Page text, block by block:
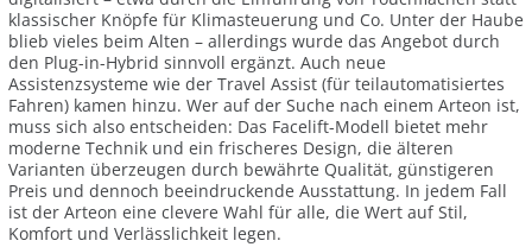
klassischer Knöpfe für Klimasteuerung und Co. Unter der Haube
blieb vieles beim Alten – allerdings wurde das Angebot durch
den Plug-in-Hybrid sinnvoll ergänzt. Auch neue
Assistenzsysteme wie der Travel Assist (für teilautomatisiertes
Fahren) kamen hinzu. Wer auf der Suche nach einem Arteon ist,
muss sich also entscheiden: Das Facelift-Modell bietet mehr
moderne Technik und ein frischeres Design, die älteren
Varianten überzeugen durch bewährte Qualität, günstigeren
Preis und dennoch beeindruckende Ausstattung. In jedem Fall
ist der Arteon eine clevere Wahl für alle, die Wert auf Stil,
Komfort und Verlässlichkeit legen.